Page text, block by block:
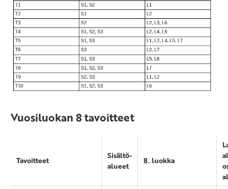
Vuosiluokan 8 tavoitteet
Tavoitteet
Sisältö-
alueet
8. luokka